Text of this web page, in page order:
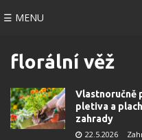
☰ MENU
florální věž
Vlastnoručně
pletiva a
zahrady
22.5.2026